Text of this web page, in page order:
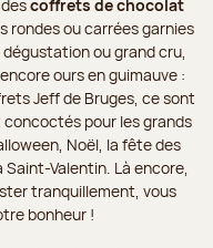
coffrets de chocolat
rondes ou carrées garnies
ou grand cru,
ours en guimauve :
Jeff de Bruges, ce sont
pour les grands
Noël, la fête des
Valentin. Là encore,
tranquillement, vous
bonheur !